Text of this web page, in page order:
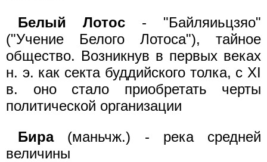
Белый Лотос - "Байляиьцзяо"
("Учение Белого Лотоса"), тайное
общество. Возникнув в первых веках
н. э. как секта буддийского толка, с XI
в. оно стало приобретать черты
политической организации
Бира(маньчж.) - река средней
величины